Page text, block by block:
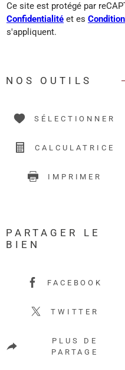
Ce site est protégé par
Confidentialité et es
s'appliquent.
NOS OUTILS
SÉLECTIONNER
CALCULATRICE
IMPRIMER
PARTAGER LE
BIEN
FACEBOOK
TWITTER
PLUS DE
PARTAGE